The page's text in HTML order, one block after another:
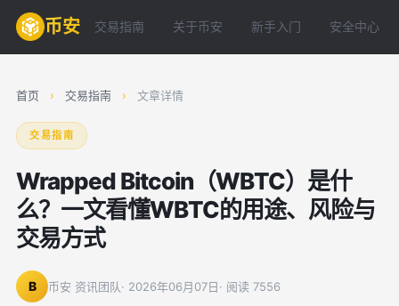
币安 交易指南 关于币安 新手入门 安全中心
首页 › 交易指南 › 文章详情
交易指南
Wrapped Bitcoin（WBTC）是什
么？一文看懂WBTC的用途、风险与
交易方式
B 币安 资讯团队· 2026年06月07日· 阅读 7556